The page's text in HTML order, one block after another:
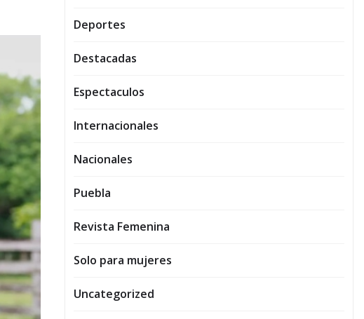
Deportes
Destacadas
Espectaculos
Internacionales
Nacionales
Puebla
Revista Femenina
Solo para mujeres
Uncategorized